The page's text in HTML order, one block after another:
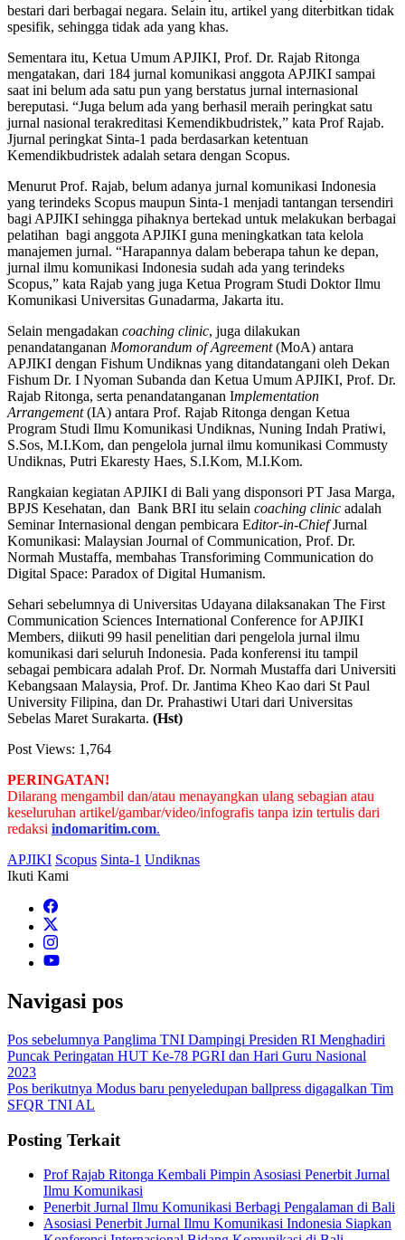
bestari dari berbagai negara. Selain itu, artikel yang diterbitkan tidak
spesifik, sehingga tidak ada yang khas.
Sementara itu, Ketua Umum APJIKI, Prof. Dr. Rajab Ritonga
mengatakan, dari 184 jurnal komunikasi anggota APJIKI sampai
saat ini belum ada satu pun yang berstatus jurnal internasional
bereputasi. “Juga belum ada yang berhasil meraih peringkat satu
jurnal nasional terakreditasi Kemendikbudristek,” kata Prof Rajab.
Jjurnal peringkat Sinta-1 pada berdasarkan ketentuan
Kemendikbudristek adalah setara dengan Scopus.
Menurut Prof. Rajab, belum adanya jurnal komunikasi Indonesia
yang terindeks Scopus maupun Sinta-1 menjadi tantangan tersendiri
bagi APJIKI sehingga pihaknya bertekad untuk melakukan berbagai
pelatihan bagi anggota APJIKI guna meningkatkan tata kelola
manajemen jurnal. “Harapannya dalam beberapa tahun ke depan,
jurnal ilmu komunikasi Indonesia sudah ada yang terindeks
Scopus,” kata Rajab yang juga Ketua Program Studi Doktor Ilmu
Komunikasi Universitas Gunadarma, Jakarta itu.
Selain mengadakan coaching clinic, juga dilakukan
penandatanganan Momorandum of Agreement(MoA) antara
APJIKI dengan Fishum Undiknas yang ditandatangani oleh Dekan
Fishum Dr. I Nyoman Subanda dan Ketua Umum APJIKI, Prof. Dr.
Rajab Ritonga, serta penandatanganan Implementation
Arrangement(IA) antara Prof. Rajab Ritonga dengan Ketua
Program Studi Ilmu Komunikasi Undiknas, Nuning Indah Pratiwi,
S.Sos, M.I.Kom, dan pengelola jurnal ilmu komunikasi Commusty
Undiknas, Putri Ekaresty Haes, S.I.Kom, M.I.Kom.
Rangkaian kegiatan APJIKI di Bali yang disponsori PT Jasa Marga,
BPJS Kesehatan, dan Bank BRI itu selain coaching clinic adalah
Seminar Internasional dengan pembicara Editor-in-ChiefJurnal
Komunikasi: Malaysian Journal of Communication, Prof. Dr.
Normah Mustaffa, membahas Transforiming Communication do
Digital Space: Paradox of Digital Humanism.
Sehari sebelumnya di Universitas Udayana dilaksanakan The First
Communication Sciences International Conference for APJIKI
Members, diikuti 99 hasil penelitian dari pengelola jurnal ilmu
komunikasi dari seluruh Indonesia. Pada konferensi itu tampil
sebagai pembicara adalah Prof. Dr. Normah Mustaffa dari Universiti
Kebangsaan Malaysia, Prof. Dr. Jantima Kheo Kao dari St Paul
University Filipina, dan Dr. Prahastiwi Utari dari Universitas
Sebelas Maret Surakarta. (Hst)
Post Views: 1,764
PERINGATAN!
Dilarang mengambil dan/atau menayangkan ulang sebagian atau
keseluruhan artikel/gambar/video/infografis tanpa izin tertulis dari
redaksi indomaritim.com.
APJIKI Scopus Sinta-1 Undiknas
Ikuti Kami
Navigasi pos
Pos sebelumnya Panglima TNI Dampingi Presiden RI Menghadiri
Puncak Peringatan HUT Ke-78 PGRI dan Hari Guru Nasional
2023
Pos berikutnya Modus baru penyeledupan ballpress digagalkan Tim
SFQR TNI AL
Posting Terkait
Prof Rajab Ritonga Kembali Pimpin Asosiasi Penerbit Jurnal
Ilmu Komunikasi
Penerbit Jurnal Ilmu Komunikasi Berbagi Pengalaman di Bali
Asosiasi Penerbit Jurnal Ilmu Komunikasi Indonesia Siapkan